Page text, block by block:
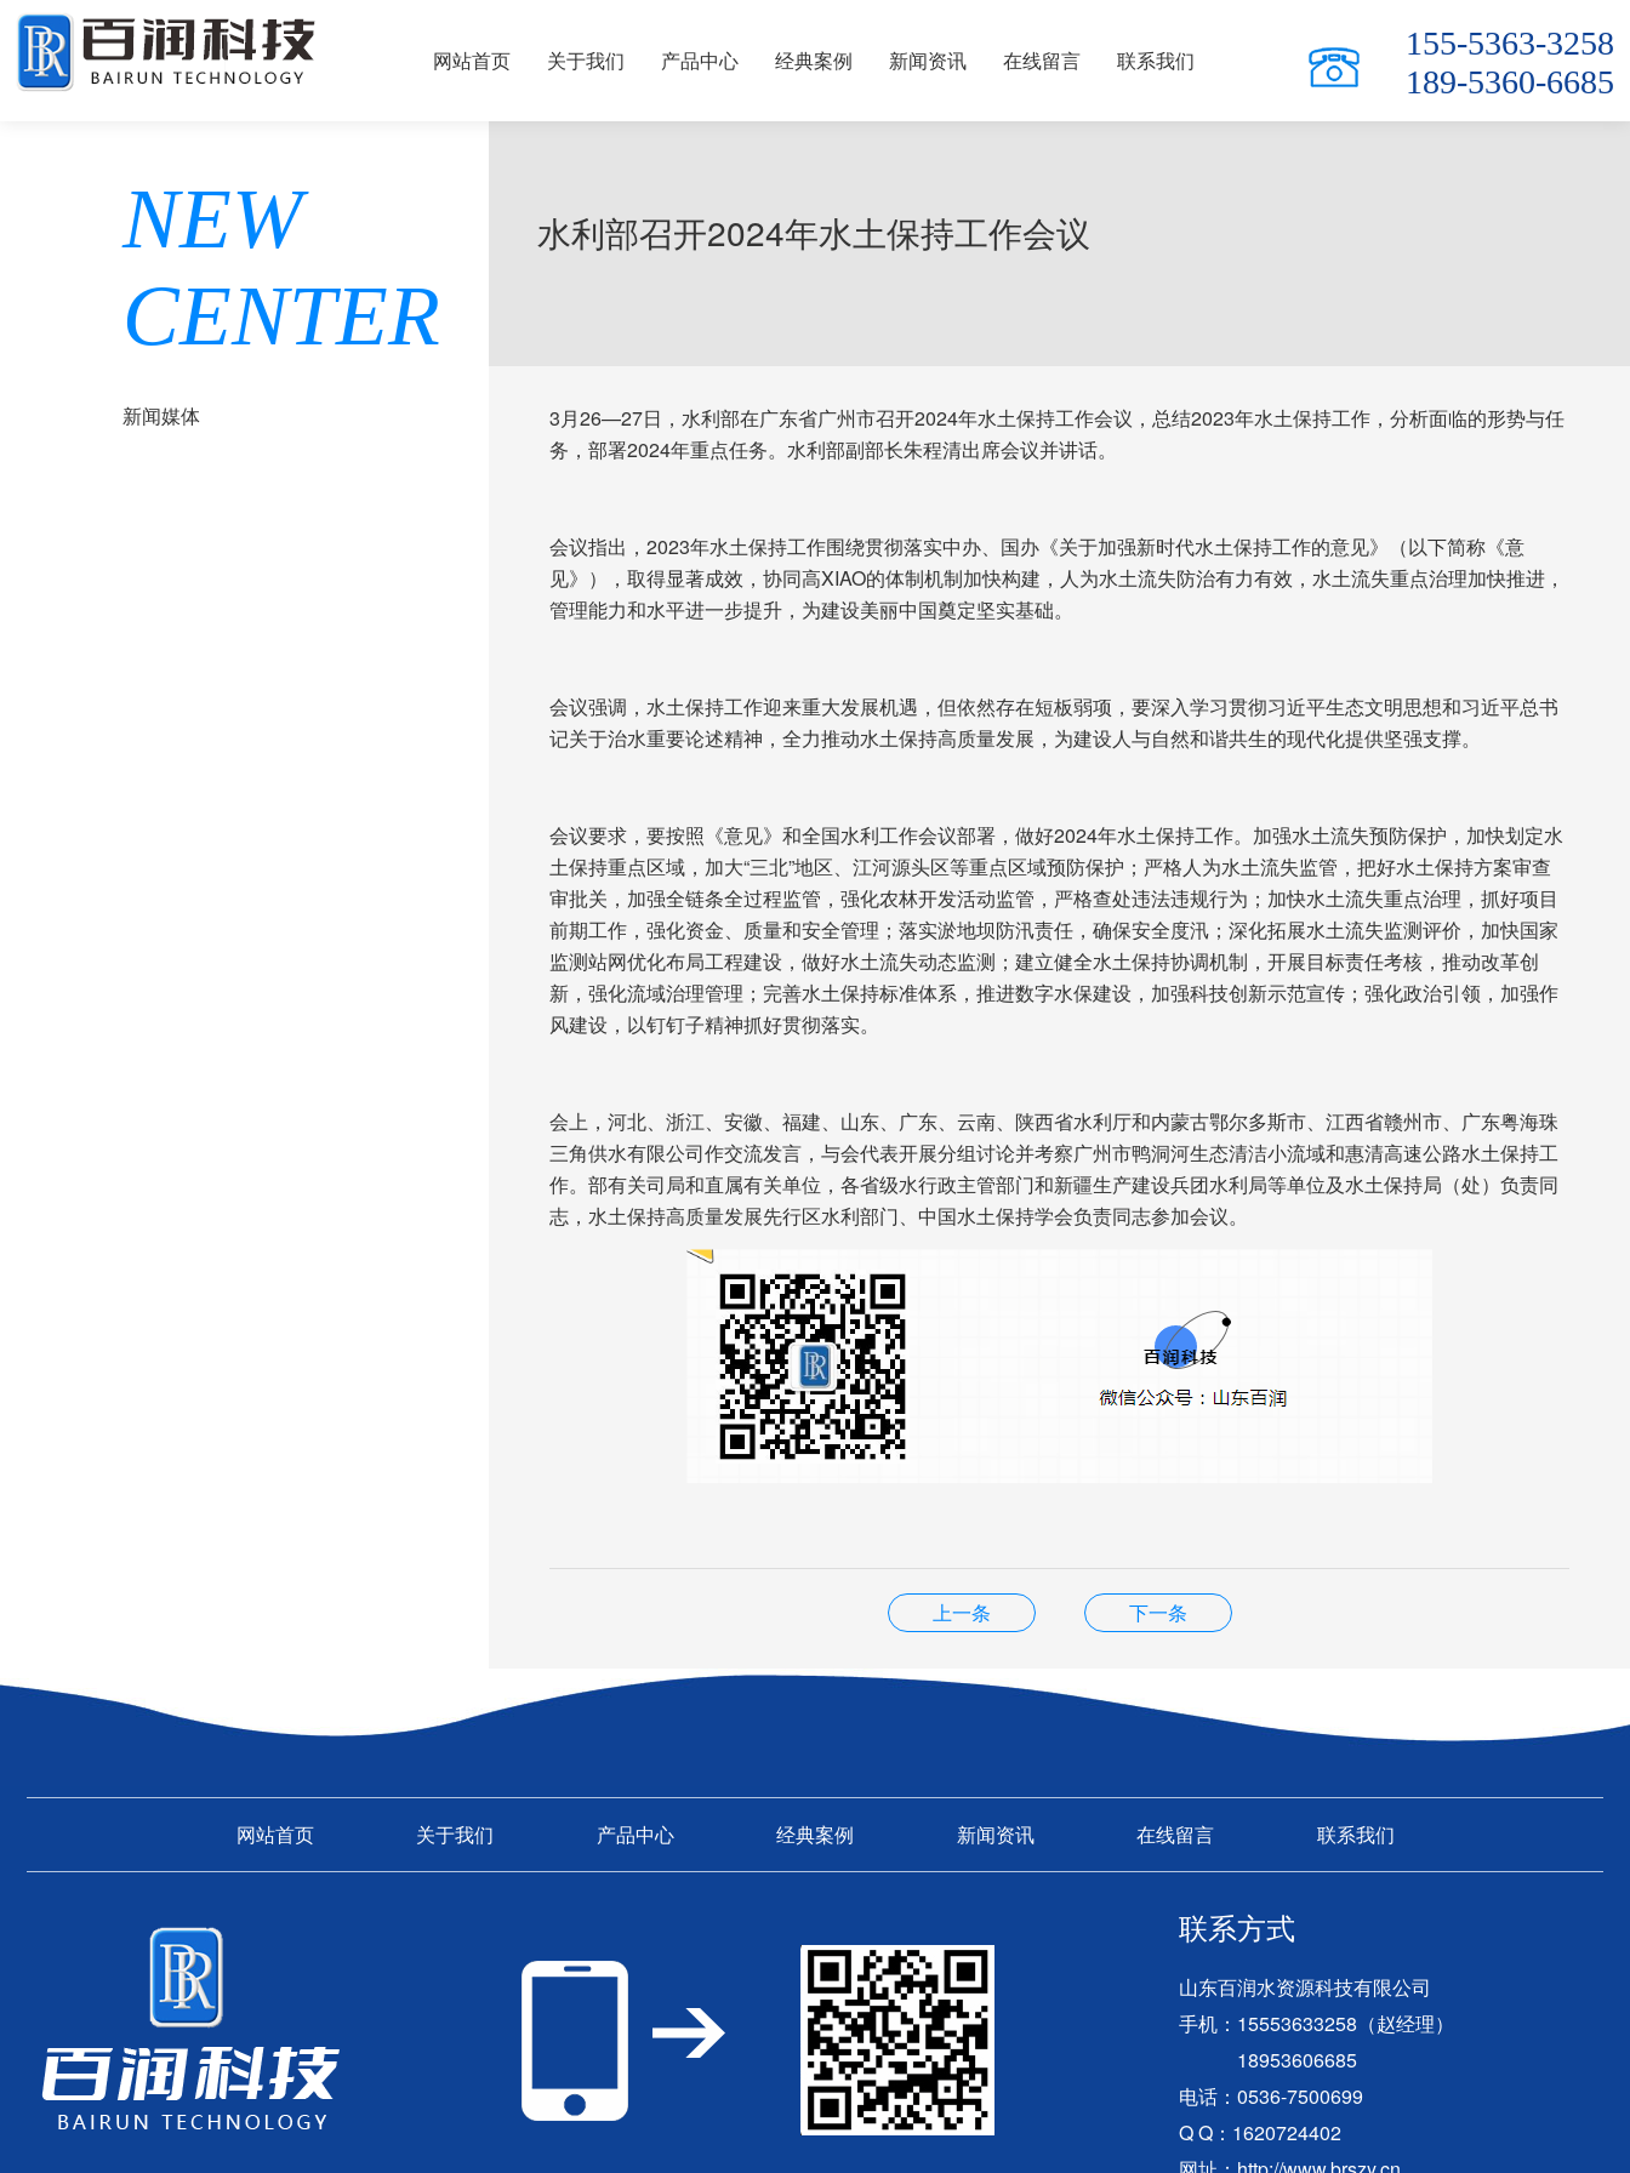
网站首页 关于我们 产品中心 经典案例 新闻资讯 在线留言 联系我们
155-5363-3258
189-5360-6685
NEW
CENTER
新闻媒体
水利部召开2024年水土保持工作会议
3月26—27日，水利部在广东省广州市召开2024年水土保持工作会议，总结2023年水土保持工作，分析面临的形势与任
务，部署2024年重点任务。水利部副部长朱程清出席会议并讲话。
会议指出，2023年水土保持工作围绕贯彻落实中办、国办《关于加强新时代水土保持工作的意见》（以下简称《意
见》），取得显著成效，协同高XIAO的体制机制加快构建，人为水土流失防治有力有效，水土流失重点治理加快推进，
管理能力和水平进一步提升，为建设美丽中国奠定坚实基础。
会议强调，水土保持工作迎来重大发展机遇，但依然存在短板弱项，要深入学习贯彻习近平生态文明思想和习近平总书
记关于治水重要论述精神，全力推动水土保持高质量发展，为建设人与自然和谐共生的现代化提供坚强支撑。
会议要求，要按照《意见》和全国水利工作会议部署，做好2024年水土保持工作。加强水土流失预防保护，加快划定水
土保持重点区域，加大“三北”地区、江河源头区等重点区域预防保护；严格人为水土流失监管，把好水土保持方案审查
审批关，加强全链条全过程监管，强化农林开发活动监管，严格查处违法违规行为；加快水土流失重点治理，抓好项目
前期工作，强化资金、质量和安全管理；落实淤地坝防汛责任，确保安全度汛；深化拓展水土流失监测评价，加快国家
监测站网优化布局工程建设，做好水土流失动态监测；建立健全水土保持协调机制，开展目标责任考核，推动改革创
新，强化流域治理管理；完善水土保持标准体系，推进数字水保建设，加强科技创新示范宣传；强化政治引领，加强作
风建设，以钉钉子精神抓好贯彻落实。
会上，河北、浙江、安徽、福建、山东、广东、云南、陕西省水利厅和内蒙古鄂尔多斯市、江西省赣州市、广东粤海珠
三角供水有限公司作交流发言，与会代表开展分组讨论并考察广州市鸭洞河生态清洁小流域和惠清高速公路水土保持工
作。部有关司局和直属有关单位，各省级水行政主管部门和新疆生产建设兵团水利局等单位及水土保持局（处）负责同
志，水土保持高质量发展先行区水利部门、中国水土保持学会负责同志参加会议。
上一条 下一条
网站首页 关于我们 产品中心 经典案例 新闻资讯 在线留言 联系我们
联系方式
山东百润水资源科技有限公司
手机：15553633258（赵经理）
18953606685
电话：0536-7500699
Q Q：1620724402